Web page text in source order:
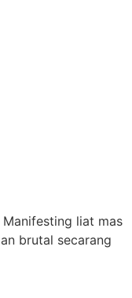
liat mas
brutal secarang